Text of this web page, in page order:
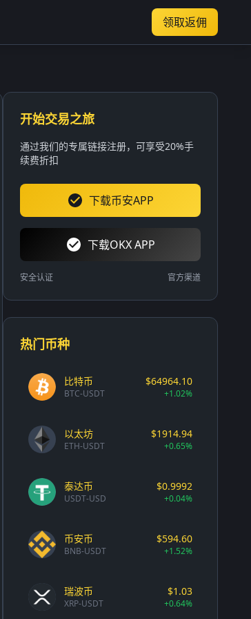
领取返佣
开始交易之旅
通过我们的专属链接注册，可享受20%手
续费折扣
下载币安APP
下载OKX APP
安全认证 官方渠道
热门币种
比特币
BTC-USDT
$64964.10
+1.02%
以太坊
ETH-USDT
$1914.94
+0.65%
泰达币
USDT-USD
$0.9992
+0.04%
币安币
BNB-USDT
$594.60
+1.52%
瑞波币
XRP-USDT
$1.03
+0.64%